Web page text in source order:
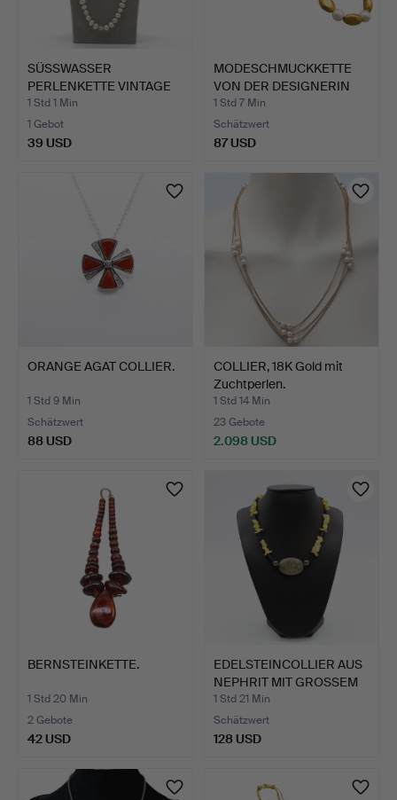
SÜSSWASSER
PERLENKETTE VINTAGE
HANDGEKNÜPF…
1 Std 1 Min
1 Gebot
39 USD
MODESCHMUCKKETTE
VON DER DESIGNERIN
ELISAB…
1 Std 7 Min
Schätzwert
87 USD
ORANGE AGAT COLLIER.
1 Std 9 Min
Schätzwert
88 USD
COLLIER, 18K Gold mit
Zuchtperlen.
1 Std 14 Min
23 Gebote
2.098 USD
BERNSTEINKETTE.
1 Std 20 Min
2 Gebote
42 USD
EDELSTEINCOLLIER AUS
NEPHRIT MIT GROSSEM
S…
1 Std 21 Min
Schätzwert
128 USD